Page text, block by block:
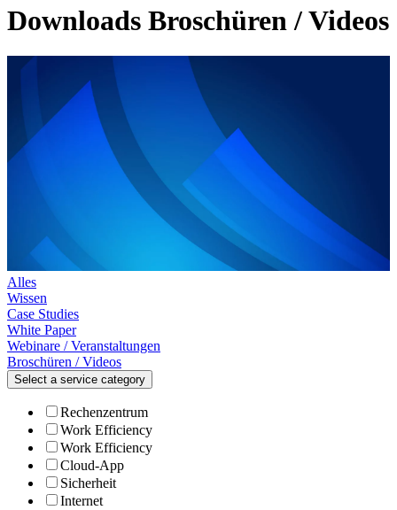
Downloads Broschüren / Videos
Alles
Wissen
Case Studies
White Paper
Webinare / Veranstaltungen
Broschüren / Videos
Select a service category
Rechenzentrum
Work Efficiency
Work Efficiency
Cloud-App
Sicherheit
Internet